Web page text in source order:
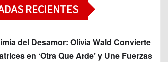
RECIENTES
del Desamor: Olivia Wald Convierte
en ‘Otra Que Arde’ y Une Fuerzas